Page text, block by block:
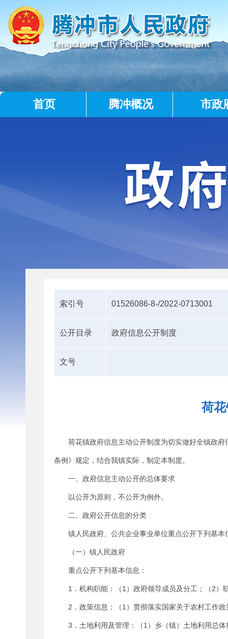
首页 腾冲概况 市政
索引号 01526086-8-/2022-0713001
公开目录 政府信息公开制度
文号
荷
荷花镇政府信息主动公开制度为切实做好全镇政
条例》规定，结合我镇实际，制定本制度。
一、政府信息主动公开的总体要求
以公开为原则，不公开为例外。
二、政府公开信息的分类
镇人民政府、公共企业事业单位重点公开下列基
（一）镇人民政府
重点公开下列基本信息：
1．机构职能：（1）政府领导成员及分工；（2）
2．政策信息：（1）贯彻落实国家关于农村工作
3．土地利用及管理：（1）乡（镇）土地利用总